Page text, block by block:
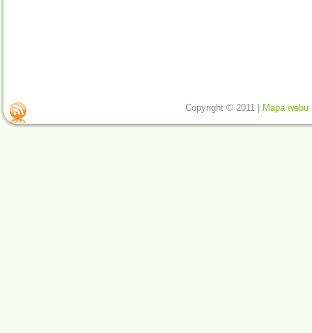
Copyright © 2011 | Mapa webu